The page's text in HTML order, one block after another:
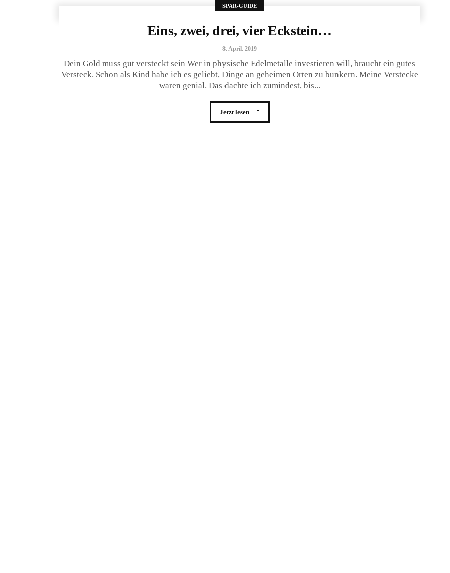
SPAR-GUIDE
Eins, zwei, drei, vier Eckstein…
8. April. 2019
Dein Gold muss gut versteckt sein Wer in physische Edelmetalle investieren will, braucht ein gutes
Versteck. Schon als Kind habe ich es geliebt, Dinge an geheimen Orten zu bunkern. Meine Verstecke
waren genial. Das dachte ich zumindest, bis...
Jetzt lesen